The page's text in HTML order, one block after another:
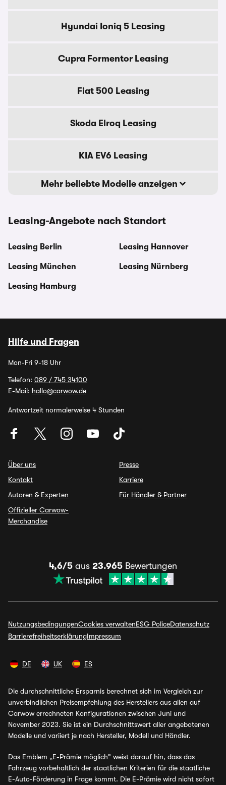
Hyundai Ioniq 5 Leasing
Cupra Formentor Leasing
Fiat 500 Leasing
Skoda Elroq Leasing
KIA EV6 Leasing
Mehr beliebte Modelle anzeigen
Leasing-Angebote nach Standort
Leasing Berlin
Leasing München
Leasing Hamburg
Leasing Hannover
Leasing Nürnberg
Hilfe und Fragen
Mon-Fri 9-18 Uhr
Telefon: 089 / 745 34100
E-Mail: hallo@carwow.de
Antwortzeit normalerweise 4 Stunden
Über uns
Kontakt
Autoren & Experten
Offizieller Carwow-
Merchandise
Presse
Karriere
Für Händler & Partner
4,6/5 aus 23.965 Bewertungen
NutzungsbedingungenCookies verwaltenESG PoliceDatenschutz
BarrierefreiheitserklärungImpressum
DE UK ES
Die durchschnittliche Ersparnis berechnet sich im Vergleich zur
unverbindlichen Preisempfehlung des Herstellers aus allen auf
Carwow errechneten Konfigurationen zwischen Juni und
November 2023. Sie ist ein Durchschnittswert aller angebotenen
Modelle und variiert je nach Hersteller, Modell und Händler.
Das Emblem „E-Prämie möglich" weist darauf hin, dass das
Fahrzeug vorbehaltlich der staatlichen Kriterien für die staatliche
E-Auto-Förderung in Frage kommt. Die E-Prämie wird nicht sofort